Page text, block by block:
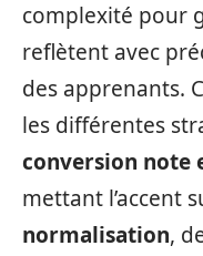
complexité pour
reflètent avec
des apprenants.
les différentes
conversion note
mettant l’accent
normalisation,